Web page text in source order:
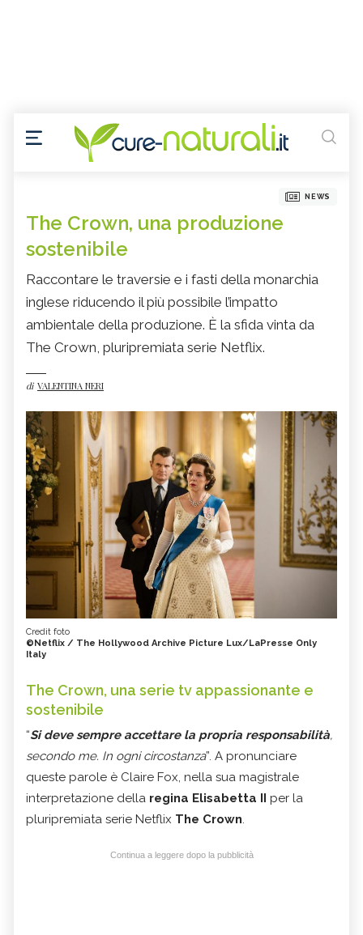
NEWS
The Crown, una produzione
sostenibile
Raccontare le traversie e i fasti della monarchia
inglese riducendo il più possibile l’impatto
ambientale della produzione. È la sfida vinta da
The Crown, pluripremiata serie Netflix.
di VALENTINA NERI
Credit foto
©Netflix / The Hollywood Archive Picture Lux/LaPresse Only
Italy
The Crown, una serie tv appassionante e
sostenibile
“Si deve sempre accettare la propria responsabilità,
secondo me. In ogni circostanza”. A pronunciare
queste parole è Claire Fox, nella sua magistrale
interpretazione della regina Elisabetta II per la
pluripremiata serie Netflix The Crown.
Continua a leggere dopo la pubblicità